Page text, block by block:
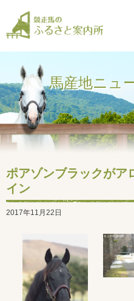
馬産地ニュ
ポアゾンブラックがア
イン
2017年11月22日